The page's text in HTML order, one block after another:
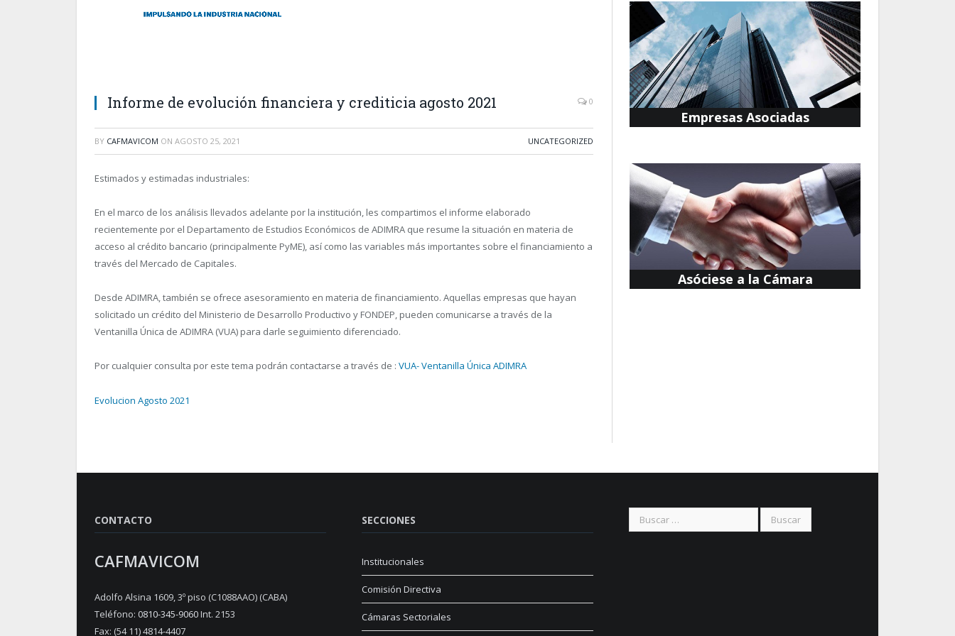
Informe de evolución financiera y crediticia agosto 2021 0
BY CAFMAVICOM ON AGOSTO 25, 2021 UNCATEGORIZED
Estimados y estimadas industriales:
En el marco de los análisis llevados adelante por la institución, les compartimos el informe elaborado
recientemente por el Departamento de Estudios Económicos de ADIMRA que resume la situación en materia de
acceso al crédito bancario (principalmente PyME), así como las variables más importantes sobre el financiamiento a
través del Mercado de Capitales.
Desde ADIMRA, también se ofrece asesoramiento en materia de financiamiento. Aquellas empresas que hayan
solicitado un crédito del Ministerio de Desarrollo Productivo y FONDEP, pueden comunicarse a través de la
Ventanilla Única de ADIMRA (VUA) para darle seguimiento diferenciado.
Por cualquier consulta por este tema podrán contactarse a través de : VUA- Ventanilla Única ADIMRA
Evolucion Agosto 2021
Empresas Asociadas
Asóciese a la Cámara
CONTACTO
CAFMAVICOM
Adolfo Alsina 1609, 3º piso (C1088AAO) (CABA)
Teléfono: 0810-345-9060Int. 2153
Fax: (54 11) 4814-4407
SECCIONES
Institucionales
Comisión Directiva
Cámaras Sectoriales